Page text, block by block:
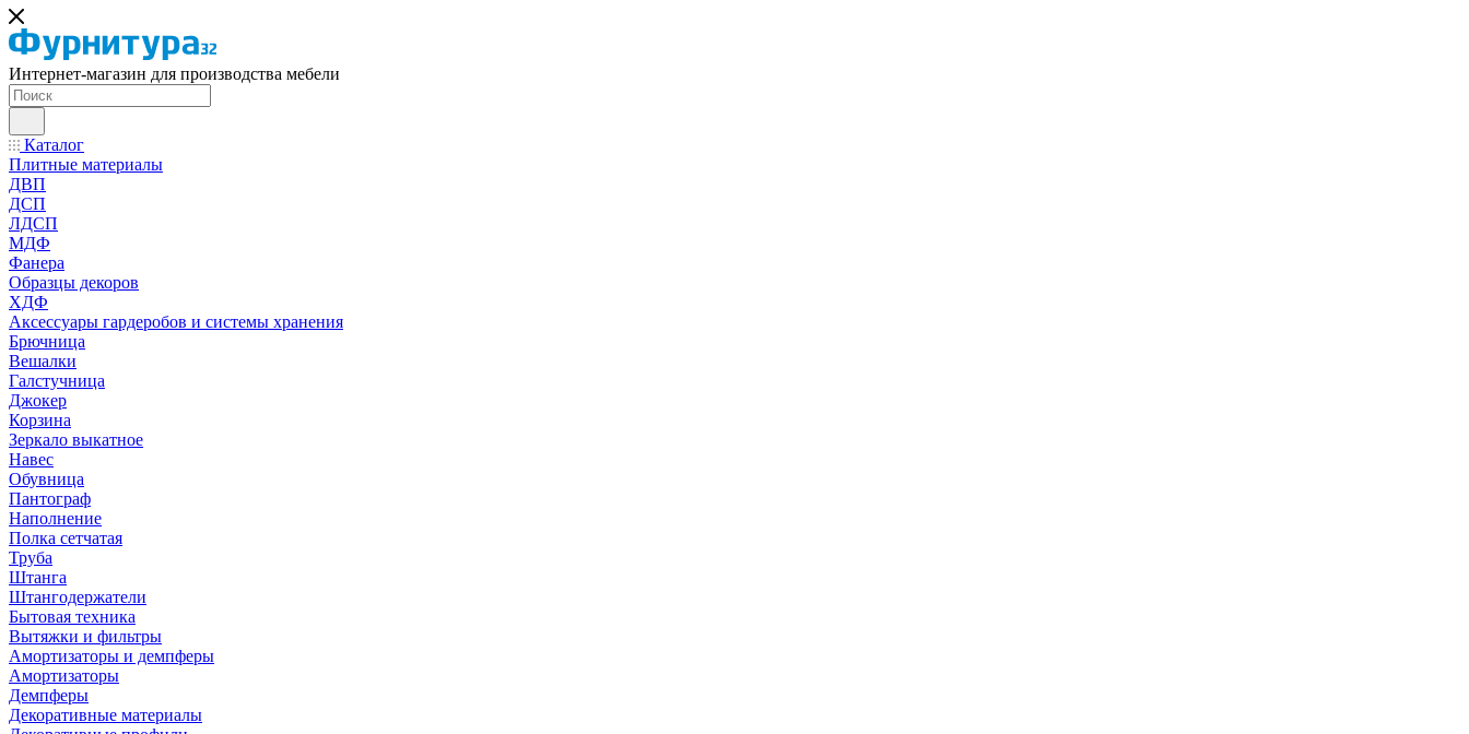
Интернет-магазин для производства мебели
Каталог
Плитные материалы
ДВП
ДСП
ЛДСП
МДФ
Фанера
Образцы декоров
ХДФ
Аксессуары гардеробов и системы хранения
Брючница
Вешалки
Галстучница
Джокер
Корзина
Зеркало выкатное
Навес
Обувница
Пантограф
Наполнение
Полка сетчатая
Труба
Штанга
Штангодержатели
Бытовая техника
Вытяжки и фильтры
Амортизаторы и демпферы
Амортизаторы
Демпферы
Декоративные материалы